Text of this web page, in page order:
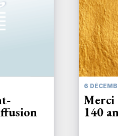
6
Merci
140